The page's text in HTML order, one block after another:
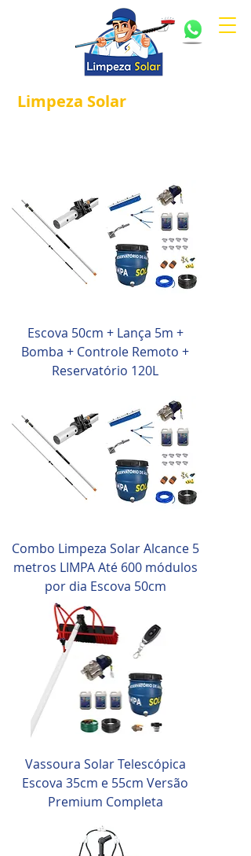
Limpeza Solar®
Escova 50cm + Lança 5m +
Bomba + Controle Remoto +
Reservatório 120L
Combo Limpeza Solar Alcance 5
metros LIMPA Até 600 módulos
por dia Escova 50cm
Vassoura Solar Telescópica
Escova 35cm e 55cm Versão
Premium Completa